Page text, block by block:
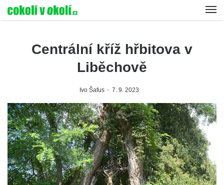
Centrální kříž hřbitova v
Liběchově
Ivo Šafus 7. 9. 2023